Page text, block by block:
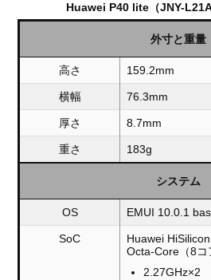
Huawei P40 lite（JNY-
外寸と重量
高さ 159.2mm
横幅 76.3mm
厚さ 8.7mm
重さ 183g
システム
OS EMUI 10.0.1
SoC
Huawei
Octa-Core（8コ
2.27GHz×2